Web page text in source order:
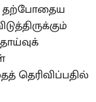
தற்போதைய
தெரிவிப்பதில்